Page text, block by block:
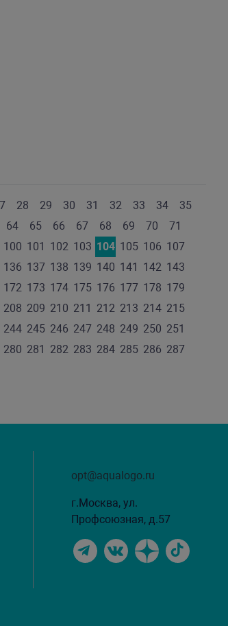
28 29 30 31 32 33 34
35
64 65 66 67 68 69 70
71
100 101 102 103 104 105 106 107
136 137 138 139 140 141 142 143
172 173 174 175 176 177 178 179
208 209 210 211 212 213 214 215
244 245 246 247 248 249 250 251
280 281 282 283 284 285 286 287
opt@aqualogo.ru
г.Москва, ул.
Профсоюзная, д.57